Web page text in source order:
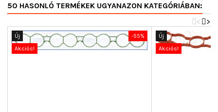
50 HASONLÓ TERMÉKEK UGYANAZON KATEGÓRIÁBAN:
>
<
-55%
Új
Akciós!
Új
Akciós!